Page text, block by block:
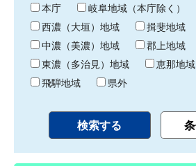
わ
り
本庁
岐阜地域（本庁除く）
西濃（大垣）地域
揖斐地域
中濃（美濃）地域
郡上地域
東濃（多治見）地域
恵那地域
飛騨地域
県外